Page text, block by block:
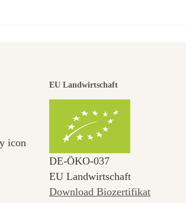
uns
EU Landwirtschaft
DE‑ÖKO‑037
EU Landwirtschaft
Download Biozertifikat